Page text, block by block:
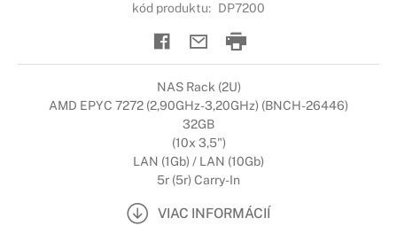
kód produktu: DP7200
NAS Rack (2U)
AMD EPYC 7272 (2,90GHz-3,20GHz) (BNCH-26446)
32GB
(10x 3,5")
LAN (1Gb) / LAN (10Gb)
5r (5r) Carry-In
VIAC INFORMÁCIÍ